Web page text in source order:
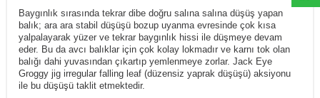
Baygınlık sırasında tekrar dibe doğru salına salına düşüş yapan
balık; ara ara stabil düşüşü bozup uyanma evresinde çok kısa
yalpalayarak yüzer ve tekrar baygınlık hissi ile düşmeye devam
eder. Bu da avcı balıklar için çok kolay lokmadır ve karnı tok olan
balığı dahi yuvasından çıkartıp yemlenmeye zorlar. Jack Eye
Groggy jig irregular falling leaf (düzensiz yaprak düşüşü) aksiyonu
ile bu düşüşü taklit etmektedir.